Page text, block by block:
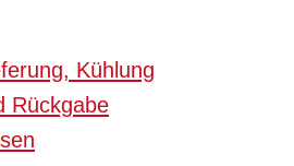
Kühlung
Rückgabe